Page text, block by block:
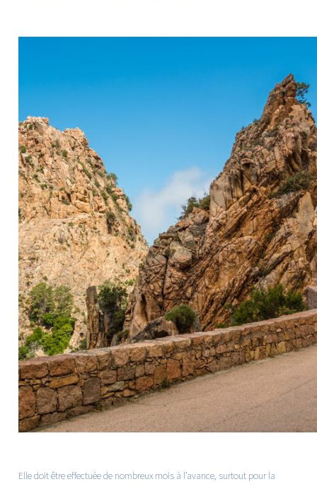
Elle doit être effectuée de nombreux mois à l’avance, surtout pour la